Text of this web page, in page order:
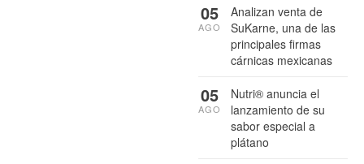
Analizan venta de
SuKarne, una de las
principales firmas
cárnicas mexicanas
05
AGO
Nutri® anuncia el
lanzamiento de su
sabor especial a
plátano
05
AGO